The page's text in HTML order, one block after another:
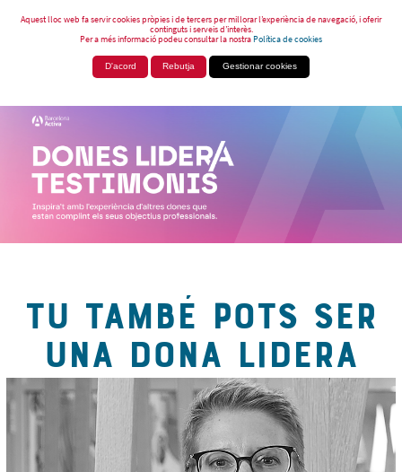
Aquest lloc web fa servir cookies pròpies i de tercers per millorar l’experiència de navegació, i oferir
continguts i serveis d’interès.
Per a més informació podeu consultar la nostraPolítica de cookies
D'acord Rebutja Gestionar cookies
TU TAMBÉ POTS SER
UNA DONA LIDERA